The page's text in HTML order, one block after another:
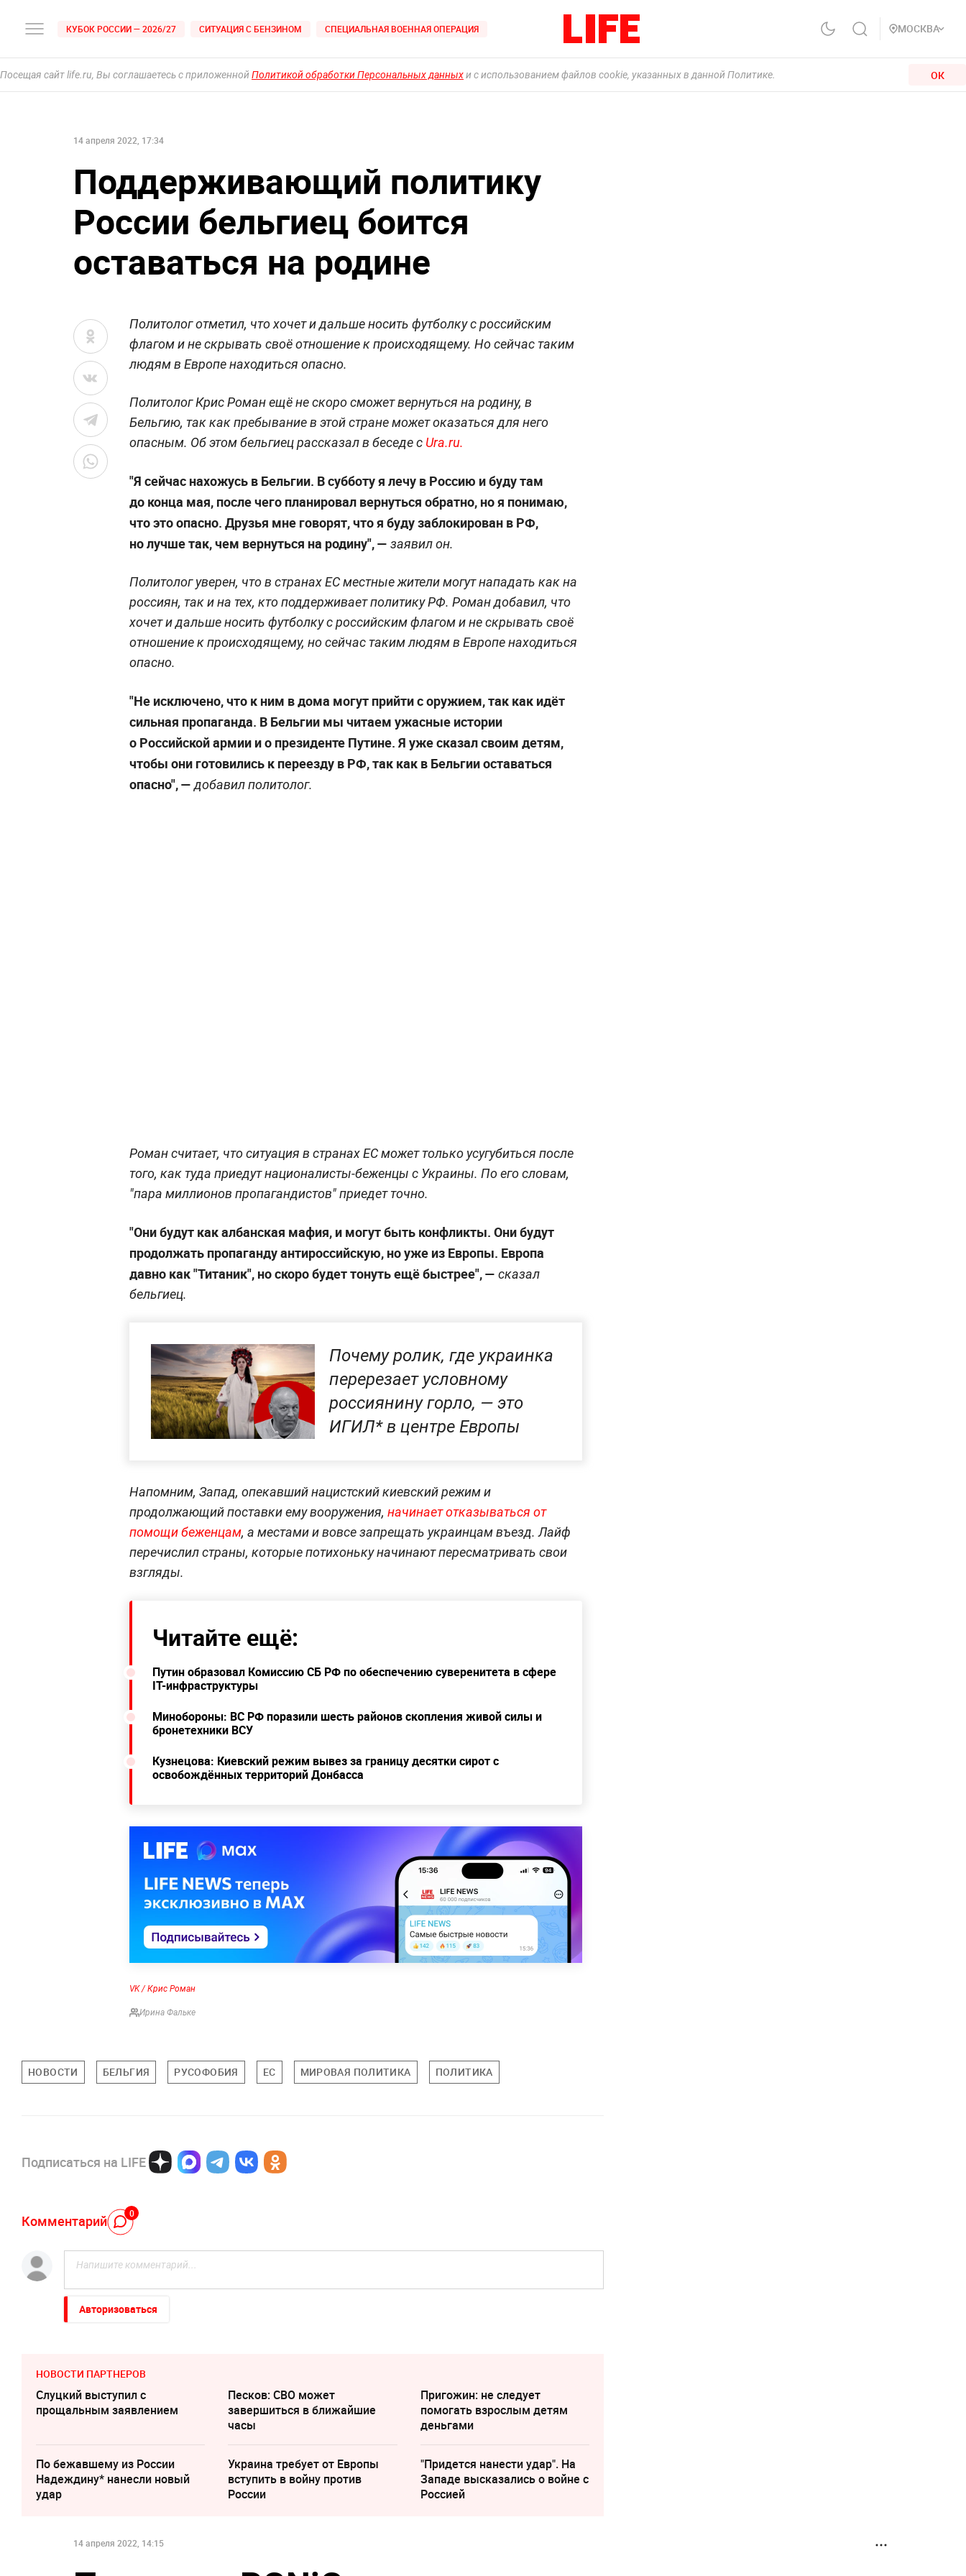
КУБОК РОССИИ — 2026/27 СИТУАЦИЯ С БЕНЗИНОМ СПЕЦИАЛЬНАЯ ВОЕННАЯ ОПЕРАЦИЯ МОСКВА
Посещая сайт life.ru, Вы соглашаетесь с приложеннойПолитикой обработки Персональных данныхи с использованием файлов cookie, указанных в данной Политике. ОК
14 апреля 2022, 17:34
Поддерживающий политику
России бельгиец боится
оставаться на родине
Политолог отметил, что хочет и дальше носить футболку с российским
флагом и не скрывать своё отношение к происходящему. Но сейчас таким
людям в Европе находиться опасно.
Политолог Крис Роман ещё не скоро сможет вернуться на родину, в
Бельгию, так как пребывание в этой стране может оказаться для него
опасным. Об этом бельгиец рассказал в беседе с Ura.ru.
"Я сейчас нахожусь в Бельгии. В субботу я лечу в Россию и буду там
до конца мая, после чего планировал вернуться обратно, но я понимаю,
что это опасно. Друзья мне говорят, что я буду заблокирован в РФ,
но лучше так, чем вернуться на родину", — заявил он.
Политолог уверен, что в странах ЕС местные жители могут нападать как на
россиян, так и на тех, кто поддерживает политику РФ. Роман добавил, что
хочет и дальше носить футболку с российским флагом и не скрывать своё
отношение к происходящему, но сейчас таким людям в Европе находиться
опасно.
"Не исключено, что к ним в дома могут прийти с оружием, так как идёт
сильная пропаганда. В Бельгии мы читаем ужасные истории
о Российской армии и о президенте Путине. Я уже сказал своим детям,
чтобы они готовились к переезду в РФ, так как в Бельгии оставаться
опасно", — добавил политолог.
Роман считает, что ситуация в странах ЕС может только усугубиться после
того, как туда приедут националисты-беженцы с Украины. По его словам,
"пара миллионов пропагандистов" приедет точно.
"Они будут как албанская мафия, и могут быть конфликты. Они будут
продолжать пропаганду антироссийскую, но уже из Европы. Европа
давно как "Титаник", но скоро будет тонуть ещё быстрее", — сказал
бельгиец.
Почему ролик, где украинка
перерезает условному
россиянину горло, — это
ИГИЛ* в центре Европы
Напомним, Запад, опекавший нацистский киевский режим и
продолжающий поставки ему вооружения, начинает отказываться от
помощи беженцам, а местами и вовсе запрещать украинцам въезд. Лайф
перечислил страны, которые потихоньку начинают пересматривать свои
взгляды.
Читайте ещё:
Путин образовал Комиссию СБ РФ по обеспечению суверенитета в сфере
IT-инфраструктуры
Минобороны: ВС РФ поразили шесть районов скопления живой силы и
бронетехники ВСУ
Кузнецова: Киевский режим вывез за границу десятки сирот с
освобождённых территорий Донбасса
VK / Крис Роман
Ирина Фальке
НОВОСТИ БЕЛЬГИЯ РУСОФОБИЯ ЕС МИРОВАЯ ПОЛИТИКА ПОЛИТИКА
Подписаться на LIFE
Комментарий 0
Авторизоваться
НОВОСТИ ПАРТНЕРОВ
Слуцкий выступил с
прощальным заявлением
Песков: СВО может
завершиться в ближайшие
часы
Пригожин: не следует
помогать взрослым детям
деньгами
По бежавшему из России
Надеждину* нанесли новый
удар
Украина требует от Европы
вступить в войну против
России
"Придется нанести удар". На
Западе высказались о войне с
Россией
14 апреля 2022, 14:15